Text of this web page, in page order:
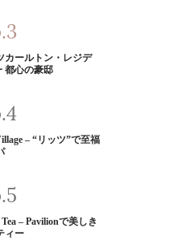
カールトン・レジデ
都心の豪邸
– “リッツ”で至福
– Pavilionで美しき
ィー